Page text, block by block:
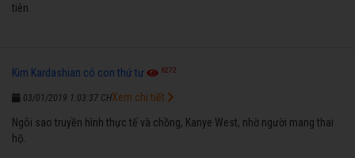
tiên.
Kim Kardashian có con thứ tư 6272
03/01/2019 1:03:37 CH
Ngôi sao truyền hình thực tế và chồng, Kanye West, nhờ người mang thai
hộ.
Xem chi tiết